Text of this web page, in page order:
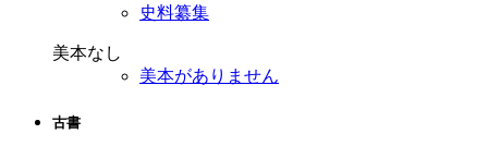
史料纂集
美本なし
美本がありません
古書